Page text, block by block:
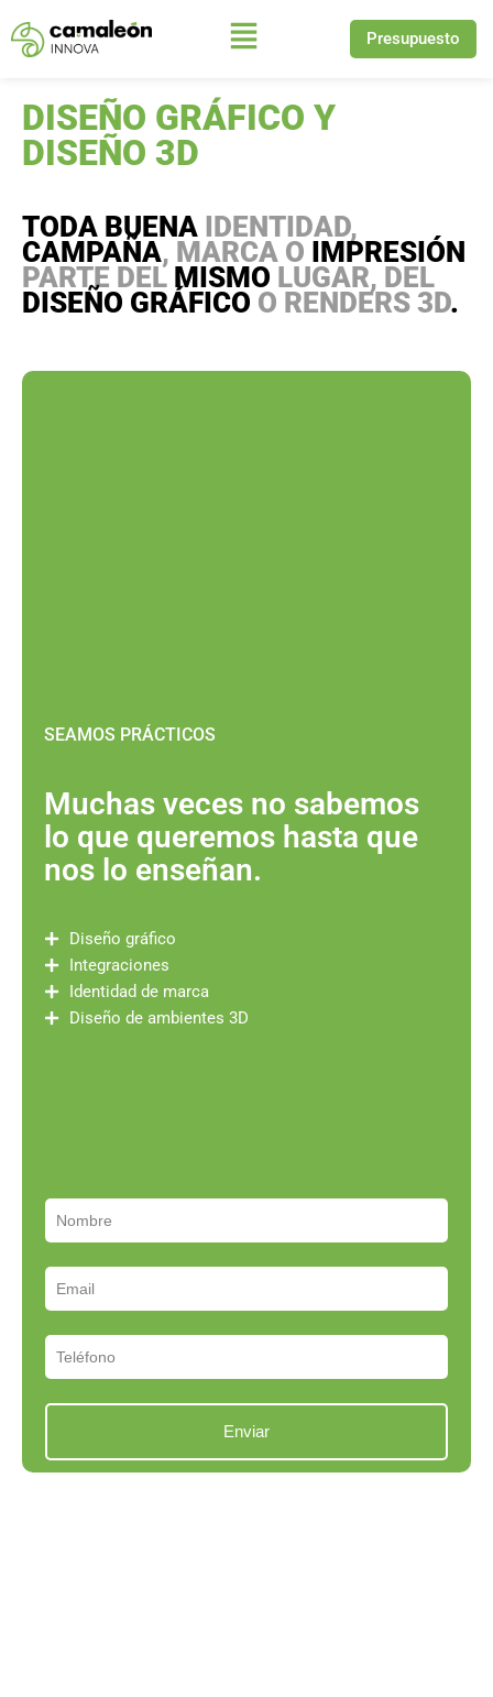
Saltar
contenido
Presupuesto
DISEÑO GRÁFICO Y
DISEÑO 3D
TODA BUENA IDENTIDAD,
CAMPAÑA, MARCA O IMPRESIÓN
PARTE DEL MISMO LUGAR, DEL
DISEÑO GRÁFICO O RENDERS 3D.
SEAMOS PRÁCTICOS
Muchas veces no sabemos
lo que queremos hasta que
nos lo enseñan.
Diseño gráfico
Integraciones
Identidad de marca
Diseño de ambientes 3D